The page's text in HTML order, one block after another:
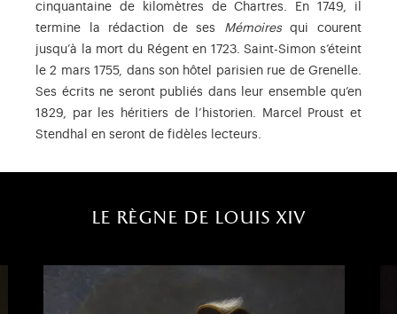
cinquantaine de kilomètres de Chartres. En 1749, il
termine la rédaction de ses Mémoiresqui courent
jusqu’à la mort du Régent en 1723. Saint-Simon s’éteint
le 2 mars 1755, dans son hôtel parisien rue de Grenelle.
Ses écrits ne seront publiés dans leur ensemble qu’en
1829, par les héritiers de l’historien. Marcel Proust et
Stendhal en seront de fidèles lecteurs.
le règne de louis xiv